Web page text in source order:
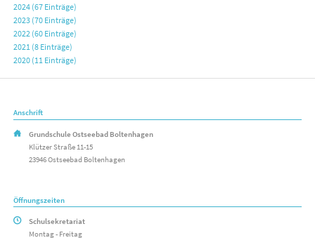
2024 (67 Einträge)
2023 (70 Einträge)
2022 (60 Einträge)
2021 (8 Einträge)
2020 (11 Einträge)
Anschrift
Grundschule Ostseebad Boltenhagen
Klützer Straße 11-15
23946 Ostseebad Boltenhagen
Öffnungszeiten
Schulsekretariat
Montag - Freitag